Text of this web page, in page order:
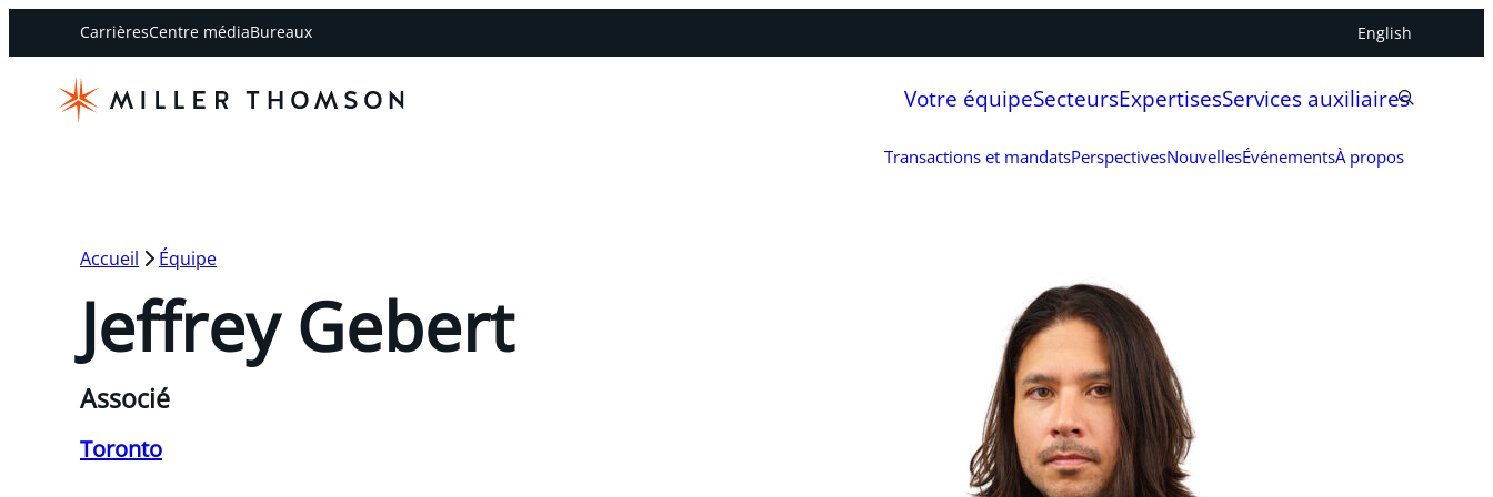
CarrièresCentre médiaBureaux English
Votre équipeSecteursExpertisesServices auxiliaires
Transactions et mandatsPerspectivesNouvellesÉvénementsÀ propos
Accueil Équipe
Jeffrey Gebert
Associé
Toronto